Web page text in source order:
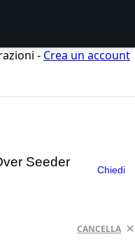
- Crea un account
Seeder
Chiedi
CANCELLA